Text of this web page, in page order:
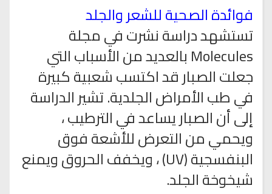
فوائدة الصحية للشعر والجلد
تستشهد دراسة نشرت في مجلة
Molecules بالعديد من الأسباب التي
جعلت الصبار قد اكتسب شعبية كبيرة
في طب الأمراض الجلدية. تشير الدراسة
إلى أن الصبار يساعد في الترطيب ،
ويحمي من التعرض للأشعة فوق
البنفسجية (UV) ، ويخفف الحروق ويمنع
شيخوخة الجلد.